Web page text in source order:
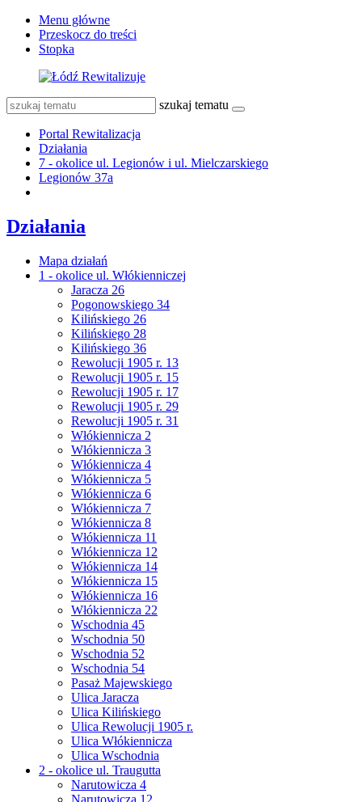
Menu główne
Przeskocz do treści
Stopka
szukaj tematu
Portal Rewitalizacja
Działania
7 - okolice ul. Legionów i ul. Mielczarskiego
Legionów 37a
Działania
Mapa działań
1 - okolice ul. Włókienniczej
Jaracza 26
Pogonowskiego 34
Kilińskiego 26
Kilińskiego 28
Kilińskiego 36
Rewolucji 1905 r. 13
Rewolucji 1905 r. 15
Rewolucji 1905 r. 17
Rewolucji 1905 r. 29
Rewolucji 1905 r. 31
Włókiennicza 2
Włókiennicza 3
Włókiennicza 4
Włókiennicza 5
Włókiennicza 6
Włókiennicza 7
Włókiennicza 8
Włókiennicza 11
Włókiennicza 12
Włókiennicza 14
Włókiennicza 15
Włókiennicza 16
Włókiennicza 22
Wschodnia 45
Wschodnia 50
Wschodnia 52
Wschodnia 54
Pasaż Majewskiego
Ulica Jaracza
Ulica Kilińskiego
Ulica Rewolucji 1905 r.
Ulica Włókiennicza
Ulica Wschodnia
2 - okolice ul. Traugutta
Narutowicza 4
Narutowicza 12